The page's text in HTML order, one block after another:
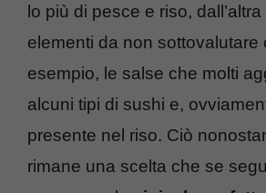
lo più di pesce e riso,
elementi da non sottovalutare
esempio, le salse che molti
alcuni tipi di sushi e,
presente nel riso. Ciò
rimane una scelta che se